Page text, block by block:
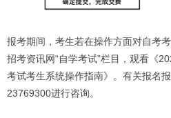
报考期间，考生若在操作方面对自考
招考资讯网“自学考试”栏目，观看《
考试考生系统操作指南》。有关报名
23769300进行咨询。